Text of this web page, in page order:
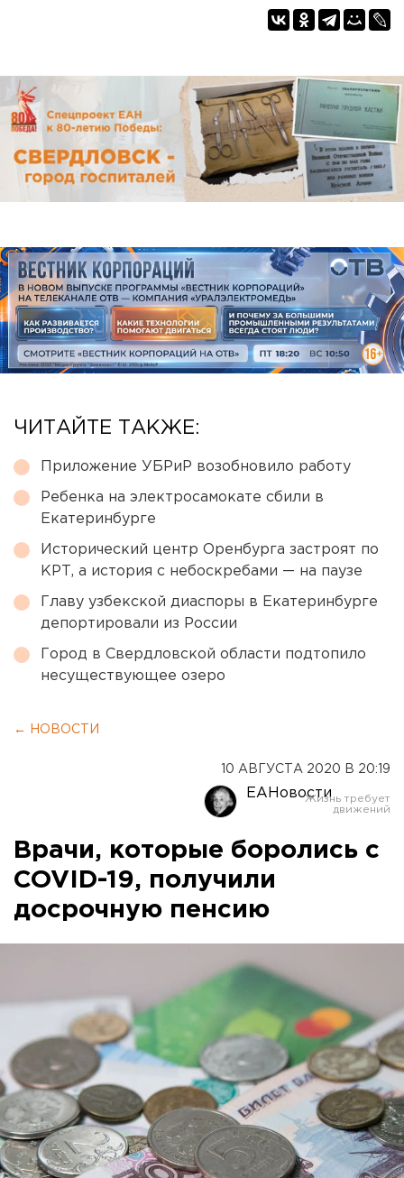
ЧИТАЙТЕ ТАКЖЕ:
Приложение УБРиР возобновило работу
Ребенка на электросамокате сбили в
Екатеринбурге
Исторический центр Оренбурга застроят по
КРТ, а история с небоскребами — на паузе
Главу узбекской диаспоры в Екатеринбурге
депортировали из России
Город в Свердловской области подтопило
несуществующее озеро
← НОВОСТИ
10 АВГУСТА 2020 В 20:19
ЕАНовости
Врачи, которые боролись с
COVID-19, получили
досрочную пенсию